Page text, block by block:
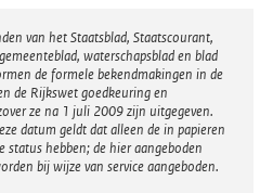
van het Staatsblad, Staatscourant,
waterschapsblad en blad
de formele bekendmakingen in de
de Rijkswet goedkeuring en
ze na 1 juli 2009 zijn uitgegeven.
datum geldt dat alleen de in papieren
hebben; de hier aangeboden
bij wijze van service aangeboden.